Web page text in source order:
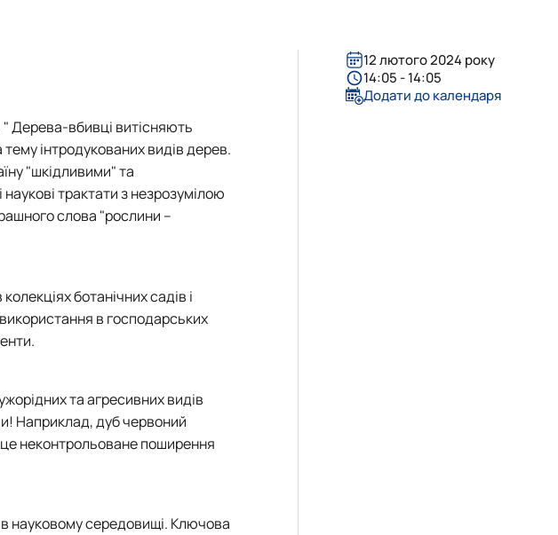
Дерева-вбивці витісняють
тему інтродукованих видів дерев.
"шкідливими" та
трактати з незрозумілою
слова "рослини –
ботанічних садів і
в господарських
та агресивних видів
Наприклад, дуб червоний
це неконтрольоване поширення
в науковому середовищі. Ключова
12 лютого 2024 року
14:05 - 14:05
Додати до календаря